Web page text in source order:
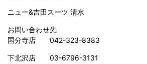
ニュー&吉田スーツ 清水
お問い合わせ先
国分寺店 042-323-8383
下北沢店 03-6796-3131